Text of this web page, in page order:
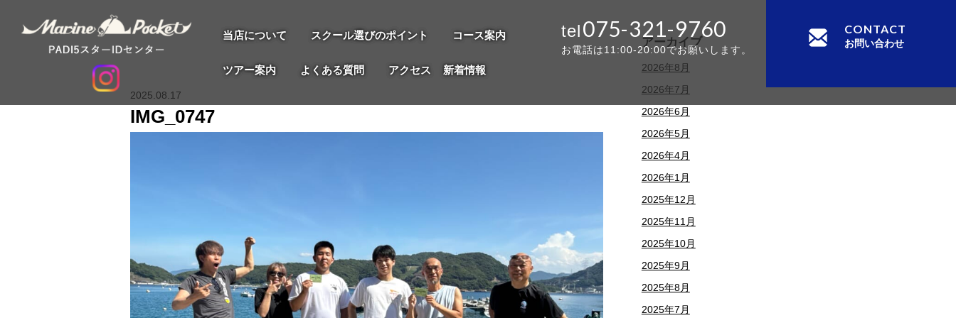
当店について スクール選びのポイント コース案内
ツアー案内 よくある質問 アクセス 新着情報
075-321-9760
お電話は11:00-20:00でお願いします。
CONTACT
お問い合わせ
2025.08.17
IMG_0747
アーカイブ
2026年8月
2026年7月
2026年6月
2026年5月
2026年4月
2026年1月
2025年12月
2025年11月
2025年10月
2025年9月
2025年8月
2025年7月